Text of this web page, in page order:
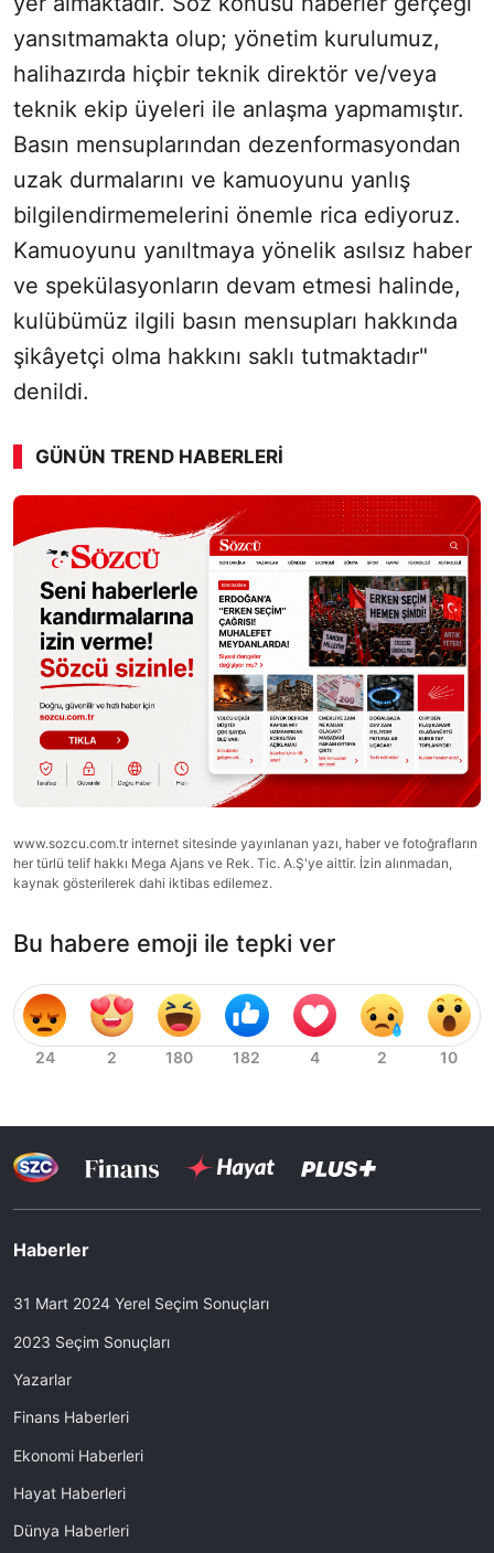
yansıtmamakta olup; yönetim kurulumuz,
halihazırda hiçbir teknik direktör ve/veya
teknik ekip üyeleri ile anlaşma yapmamıştır.
Basın mensuplarından dezenformasyondan
uzak durmalarını ve kamuoyunu yanlış
bilgilendirmemelerini önemle rica ediyoruz.
Kamuoyunu yanıltmaya yönelik asılsız haber
ve spekülasyonların devam etmesi halinde,
kulübümüz ilgili basın mensupları hakkında
şikâyetçi olma hakkını saklı tutmaktadır"
denildi.
GÜNÜN TREND HABERLERI
www.sozcu.com.tr internet sitesinde yayınlanan yazı, haber ve fotoğrafların
her türlü telif hakkı Mega Ajans ve Rek. Tic. A.Ş'ye aittir. İzin alınmadan,
kaynak gösterilerek dahi iktibas edilemez.
Bu habere emoji ile tepki ver
Haberler
31 Mart 2024 Yerel Seçim Sonuçları
2023 Seçim Sonuçları
Yazarlar
Finans Haberleri
Ekonomi Haberleri
Hayat Haberleri
Dünya Haberleri